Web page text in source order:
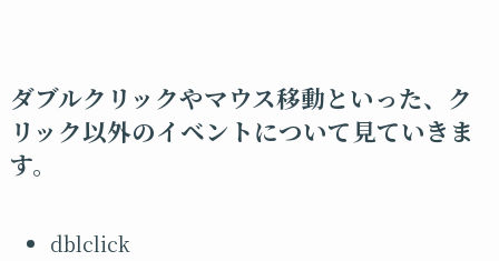
ダブルクリックやマウス移動といった、ク
リック以外のイベントについて見ていきま
す。
dblclick